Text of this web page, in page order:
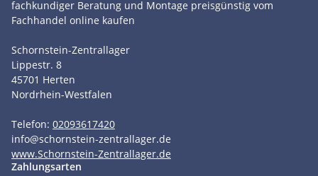
fachkundiger Beratung und Montage preisgünstig vom
Fachhandel online kaufen
Schornstein-Zentrallager
Lippestr. 8
45701 Herten
Nordrhein-Westfalen
Telefon: 02093617420
info@schornstein-zentrallager.de
www.Schornstein-Zentrallager.de
Zahlungsarten